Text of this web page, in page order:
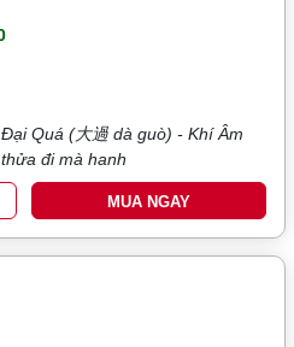
Quá (大過 dà guò) - Khí Âm
đi mà hanh
MUA NGAY